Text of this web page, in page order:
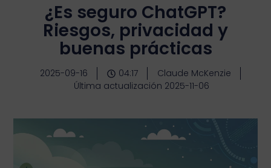
¿Es seguro ChatGPT?
Riesgos, privacidad y
buenas prácticas
2025-09-16 04:17
Claude McKenzie
Última actualización 2025-11-06